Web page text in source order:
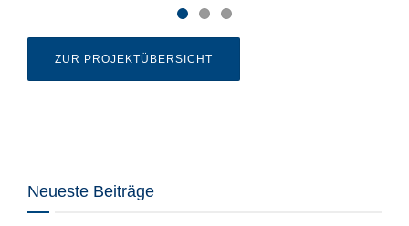
ZUR PROJEKTÜBERSICHT
Neueste Beiträge